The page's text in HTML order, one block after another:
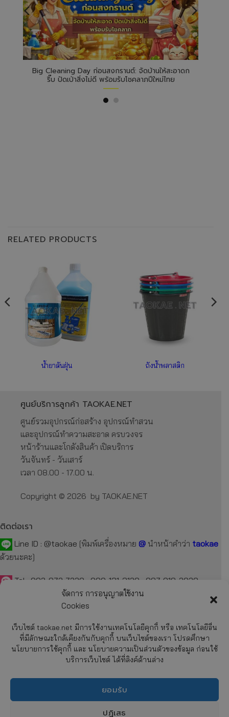
จัดการ การอนุญาตใช้งาน
Cookies
เว็บไซต์ taokae.net มีการใช้งานเทคโนโลยีคุกกี้ หรือ เทคโนโลยีอื่น
ที่มีลักษณะใกล้เคียงกันกับคุกกี้ บนเว็บไซต์ของเรา โปรดศึกษา
นโยบายการใช้คุกกี้ และ นโยบายความเป็นส่วนตัวของข้อมูล ก่อนใช้
บริการเว็บไซต์ ได้ที่ลิงค์ด้านล่าง
ยอมรับ
ปฏิเสธ
สงกรานต์: จัดบ้านให้สะอาดก
ร้อมรับโชคลาภปีใหม่ไทย
โซดาไฟ – โซดาไฟ vs น้ำยาล้างท่อตัน
ต่างกันยังไง เลือกผิดมีสิทธิ์เ
RELATED PRODUCTS
น้ำยาดันฝุ่น ถังน้ำพลาสติก
ศูนย์บริการลูกค้า TAOKAE.NET
ศูนย์รวมอุปกรณ์ก่อสร้าง อุปกรณ์ทำสวน
และอุปกรณ์ทำความสะอาด ครบวงจร
หน้าร้านและโกดังสินค้า เปิดบริการ
วันจันทร์ - วันเสาร์
เวลา 08.00 - 17.00 น.
Copyright © 2026 by TAOKAE.NET
ติดต่อเรา
Line ID : @taokae [พิมพ์เครื่องหมาย @ นำหน้าคำว่า taokae
ด้วยนะคะ]
Tel : 092-872-7229 099-131-3129 087-918-2929
taokae.net@gmail.com
Fax : 02-054-4244
เกี่ยวกับบริษัทฯ
การชำระค่าสินค้า